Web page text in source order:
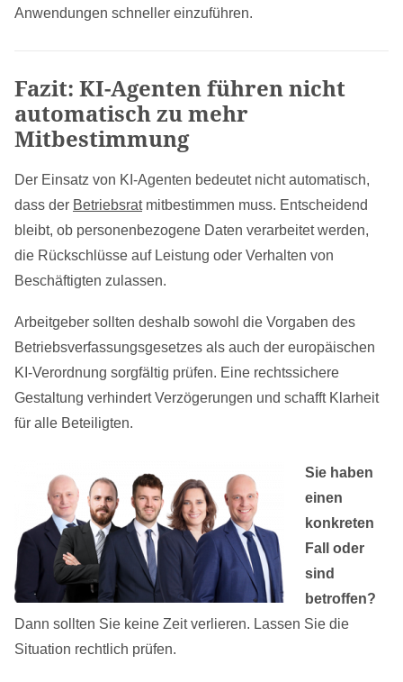
Anwendungen schneller einzuführen.
Fazit: KI-Agenten führen nicht
automatisch zu mehr
Mitbestimmung
Der Einsatz von KI-Agenten bedeutet nicht automatisch,
dass der Betriebsratmitbestimmen muss. Entscheidend
bleibt, ob personenbezogene Daten verarbeitet werden,
die Rückschlüsse auf Leistung oder Verhalten von
Beschäftigten zulassen.
Arbeitgeber sollten deshalb sowohl die Vorgaben des
Betriebsverfassungsgesetzes als auch der europäischen
KI-Verordnung sorgfältig prüfen. Eine rechtssichere
Gestaltung verhindert Verzögerungen und schafft Klarheit
für alle Beteiligten.
Sie haben
einen
konkreten
Fall oder
sind
betroffen?
Dann sollten Sie keine Zeit verlieren. Lassen Sie die
Situation rechtlich prüfen.